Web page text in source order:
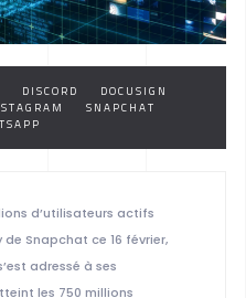
DISCORD
DOCUSIGN
SNAPCHAT
d’utilisateurs actifs
de Snapchat ce 16 février,
adressé à ses
les 750 millions